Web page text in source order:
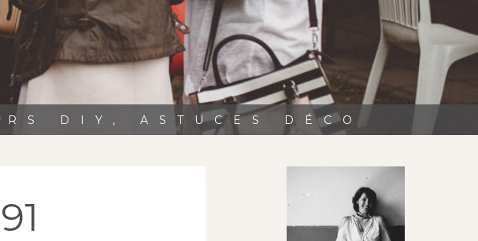
DIY, ASTUCES DÉCO